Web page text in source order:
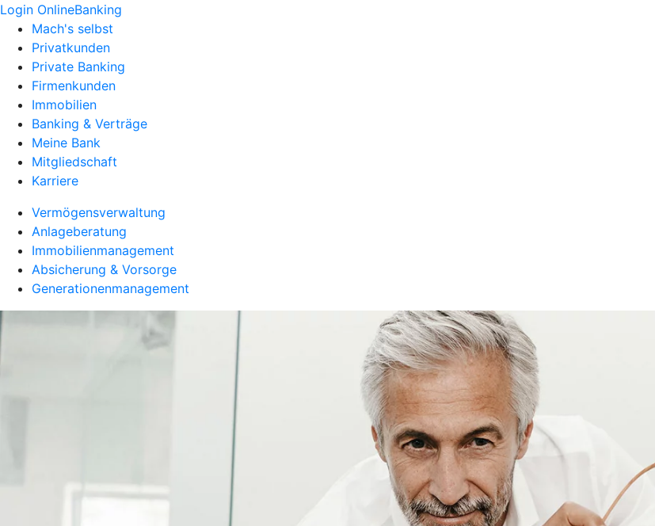
Login OnlineBanking
Mach's selbst
Privatkunden
Private Banking
Firmenkunden
Immobilien
Banking & Verträge
Meine Bank
Mitgliedschaft
Karriere
Vermögensverwaltung
Anlageberatung
Immobilienmanagement
Absicherung & Vorsorge
Generationenmanagement